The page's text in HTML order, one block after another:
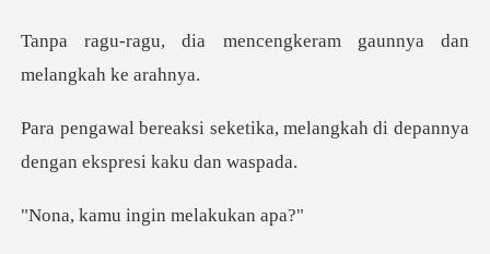
encengkeram gaunnya da
ka, melangkah di depannya
den
ingin mela